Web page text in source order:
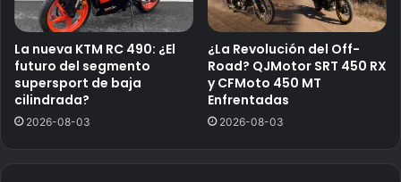
La nueva KTM RC 490: ¿El
futuro del segmento
supersport de baja
cilindrada?
2026-08-03
¿La Revolución del Off-
Road? QJMotor SRT 450 RX
y CFMoto 450 MT
Enfrentadas
2026-08-03